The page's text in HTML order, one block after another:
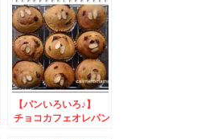
【パンいろいろ♪】
チョコカフェオレパン